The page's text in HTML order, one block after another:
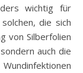
wichtig für
die sich
von Silberfolien
auch die